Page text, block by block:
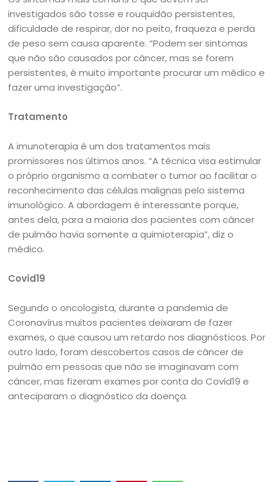
investigados são tosse e rouquidão persistentes,
dificuldade de respirar, dor no peito, fraqueza e perda
de peso sem causa aparente. “Podem ser sintomas
que não são causados por câncer, mas se forem
persistentes, é muito importante procurar um médico e
fazer uma investigação”.
Tratamento
A imunoterapia é um dos tratamentos mais
promissores nos últimos anos. “A técnica visa estimular
o próprio organismo a combater o tumor ao facilitar o
reconhecimento das células malignas pelo sistema
imunológico. A abordagem é interessante porque,
antes dela, para a maioria dos pacientes com câncer
de pulmão havia somente a quimioterapia”, diz o
médico.
Covid19
Segundo o oncologista, durante a pandemia de
Coronavírus muitos pacientes deixaram de fazer
exames, o que causou um retardo nos diagnósticos. Por
outro lado, foram descobertos casos de câncer de
pulmão em pessoas que não se imaginavam com
câncer, mas fizeram exames por conta do Covid19 e
anteciparam o diagnóstico da doença.